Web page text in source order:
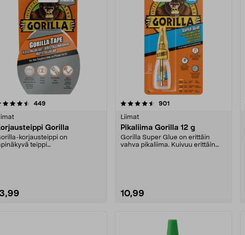
449arvostelut
Gorilla
korjausteippi on
teippi
4.5 viidestä
901
Liimat
Pikaliima Gorilla 12 g
Gorilla Super Glue on erittäin
vahva pikaliima. Kuivuu erittäin
10,99
4.0 viidestä